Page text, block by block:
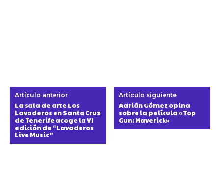
Artículo anterior
La sala de arte Los
Lavaderos en Santa Cruz
de Tenerife acoge la VI
edición de “Lavaderos
Live Music”
Artículo siguiente
Adrián Gómez opina
sobre la película «Top
Gun: Maverick»